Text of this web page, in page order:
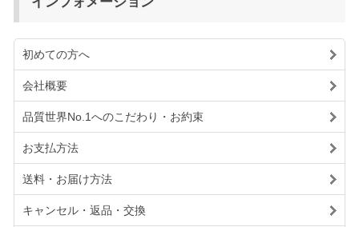
初めての方へ
会社概要
品質世界No.1へのこだわり・お約束
お支払方法
送料・お届け方法
キャンセル・返品・交換